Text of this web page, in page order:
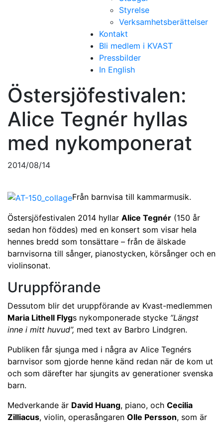
Styrelse
Verksamhetsberättelser
Kontakt
Bli medlem i KVAST
Pressbilder
In English
Östersjöfestivalen:
Alice Tegnér hyllas
med nykomponerat
2014/08/14
Från barnvisa till kammarmusik.
Östersjöfestivalen 2014 hyllar Alice Tegnér (150 år
sedan hon föddes) med en konsert som visar hela
hennes bredd som tonsättare – från de älskade
barnvisorna till sånger, pianostycken, körsånger och en
violinsonat.
Uruppförande
Dessutom blir det uruppförande av Kvast-medlemmen
Maria Lithell Flygs nykomponerade stycke ”Längst
inne i mitt huvud”, med text av Barbro Lindgren.
Publiken får sjunga med i några av Alice Tegnérs
barnvisor som gjorde henne känd redan när de kom ut
och som därefter har sjungits av generationer svenska
barn.
Medverkande är David Huang, piano, och Cecilia
Zilliacus, violin, operasångaren Olle Persson, som är